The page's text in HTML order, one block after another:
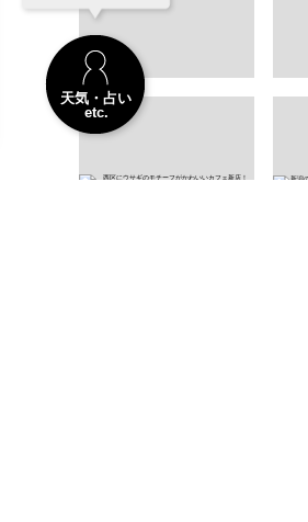
天気・占い
etc.